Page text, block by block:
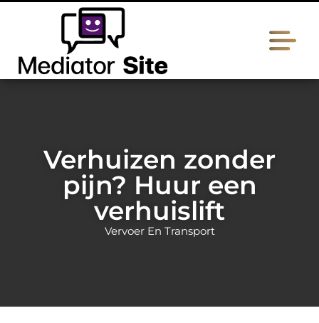
Verhuizen zonder
pijn? Huur een
verhuislift
Vervoer En Transport